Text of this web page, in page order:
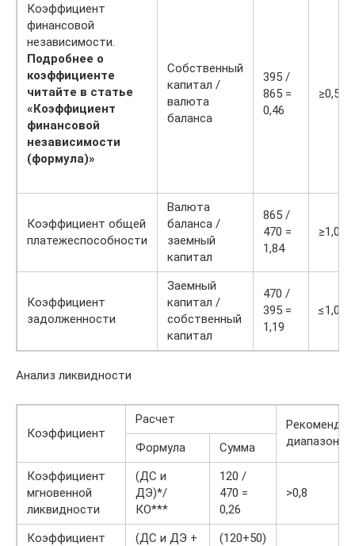
Коэффициент
финансовой
независимости.
Подробнее о
коэффициенте
читайте в статье
«Коэффициент
финансовой
независимости
(формула)»
Собственный
капитал /
валюта
баланса
395 /
865 =
0,46
≥0,5
Коэффициент общей
платежеспособности
Валюта
баланса /
заемный
капитал
865 /
470 =
1,84
≥1,0
Коэффициент
задолженности
Заемный
капитал /
собственный
капитал
470 /
395 =
1,19
≤1,0
Анализ ликвидности
Коэффициент
Расчет
диапазон
Формула
Сумма
Коэффициент
мгновенной
ликвидности
(ДС и
ДЭ)*/
КО***
120 /
470 =
0,26
>0,8
Коэффициент
(ДС и ДЭ +
(120+50)